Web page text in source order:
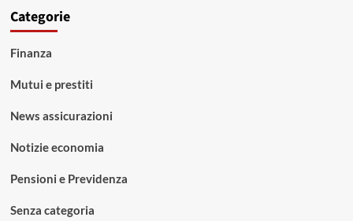
Categorie
Finanza
Mutui e prestiti
News assicurazioni
Notizie economia
Pensioni e Previdenza
Senza categoria